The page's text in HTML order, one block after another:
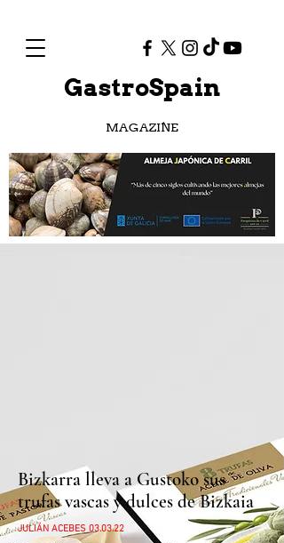
GastroSpain
MAGAZINE
Bizkarra lleva a Gustoko sus
trufas vascas y dulces de Bizkaia
JULIÁN ACEBES 03.03.22